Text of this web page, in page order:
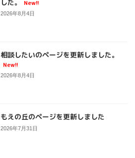
した。
New!!
2026年8月4日
相談したいのページを更新しました。
New!!
2026年8月4日
もえの丘のページを更新しました
2026年7月31日